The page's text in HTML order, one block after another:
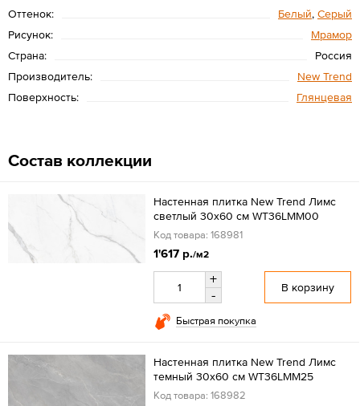
Оттенок:
Белый, Серый
Рисунок:
Мрамор
Страна:
Россия
Производитель:
New Trend
Поверхность:
Глянцевая
Состав коллекции
Настенная плитка New Trend Лимс
светлый 30x60 см WT36LMM00
Код товара: 168981
1'617 р./м2
+
-
В корзину
Быстрая покупка
Настенная плитка New Trend Лимс
темный 30x60 см WT36LMM25
Код товара: 168982